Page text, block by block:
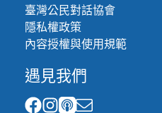
臺灣公民對話協會
隱私權政策
內容授權與使用規範
遇見我們